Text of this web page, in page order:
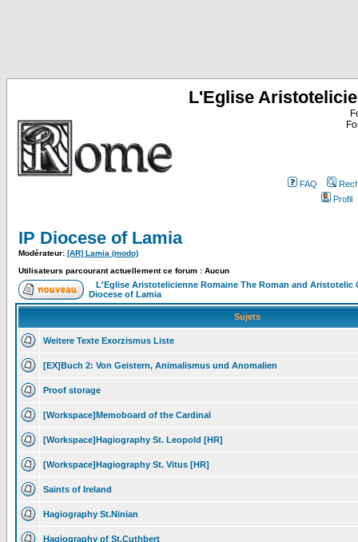
L'Eglise
FAQ
Profil
IP Diocese of Lamia
Modérateur: [AR] Lamia (modo)
Utilisateurs parcourant actuellement ce forum : Aucun
L'Eglise Aristotelicienne Romaine The Roman and Aristotelic
Diocese of Lamia
Sujets
Weitere Texte Exorzismus Liste
[EX]Buch 2: Von Geistern, Animalismus und Anomalien
Proof storage
[Workspace]Memoboard of the Cardinal
[Workspace]Hagiography St. Leopold [HR]
[Workspace]Hagiography St. Vitus [HR]
Saints of Ireland
Hagiography St.Ninian
Hagiography of St.Cuthbert